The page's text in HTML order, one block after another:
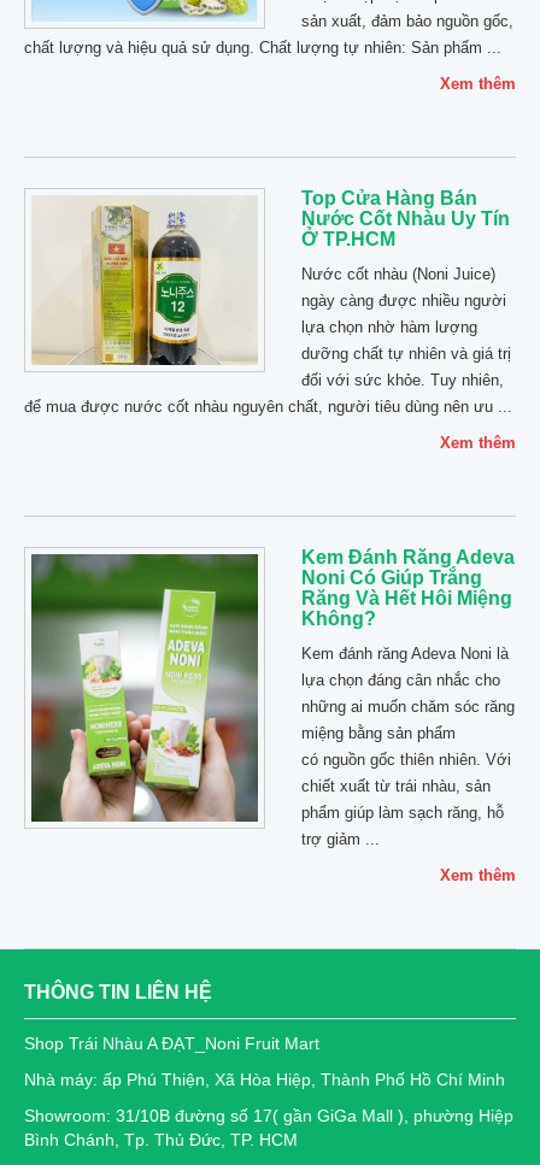
sản xuất, đảm bảo nguồn gốc,
chất lượng và hiệu quả sử dụng. Chất lượng tự nhiên: Sản phẩm ...
Xem thêm
Top Cửa Hàng Bán
Nước Cốt Nhàu Uy Tín
Ở TP.HCM
Nước cốt nhàu (Noni Juice)
ngày càng được nhiều người
lựa chọn nhờ hàm lượng
dưỡng chất tự nhiên và giá trị
đối với sức khỏe. Tuy nhiên,
để mua được nước cốt nhàu nguyên chất, người tiêu dùng nên ưu ...
Xem thêm
Kem Đánh Răng Adeva
Noni Có Giúp Trắng
Răng Và Hết Hôi Miệng
Không?
Kem đánh răng Adeva Noni là
lựa chọn đáng cân nhắc cho
những ai muốn chăm sóc răng
miệng bằng sản phẩm
có nguồn gốc thiên nhiên. Với
chiết xuất từ trái nhàu, sản
phẩm giúp làm sạch răng, hỗ
trợ giảm ...
Xem thêm
THÔNG TIN LIÊN HỆ
Shop Trái Nhàu A ĐẠT_Noni Fruit Mart
Nhà máy: ấp Phú Thiện, Xã Hòa Hiệp, Thành Phố Hồ Chí Minh
Showroom: 31/10B đường số 17( gần GiGa Mall ), phường Hiệp
Bình Chánh, Tp. Thủ Đức, TP. HCM